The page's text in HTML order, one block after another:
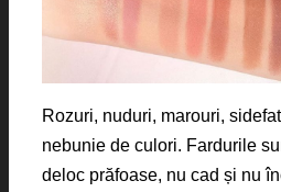
Rozuri, nuduri, marouri,
nebunie de culori. Fardurile
deloc prăfoase, nu cad și nu